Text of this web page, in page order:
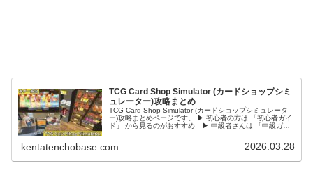
TCG Card Shop Simulator (カードショップシミ
ュレーター)攻略まとめ
TCG Card Shop Simulator (カードショップシミュレータ
ー)攻略まとめページです。 ▶ 初心者の方は 「初心者ガイ
ド」 から見るのがおすすめ ▶ 中級者さんは 「中級ガイ
kentatenchobase.com 2026.03.28